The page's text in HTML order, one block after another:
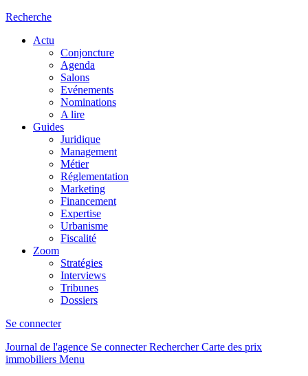
Recherche
Actu
Conjoncture
Agenda
Salons
Evénements
Nominations
A lire
Guides
Juridique
Management
Métier
Réglementation
Marketing
Financement
Expertise
Urbanisme
Fiscalité
Zoom
Stratégies
Interviews
Tribunes
Dossiers
Se connecter
Journal de l'agence Se connecterRechercher Carte des prix
immobiliers Menu